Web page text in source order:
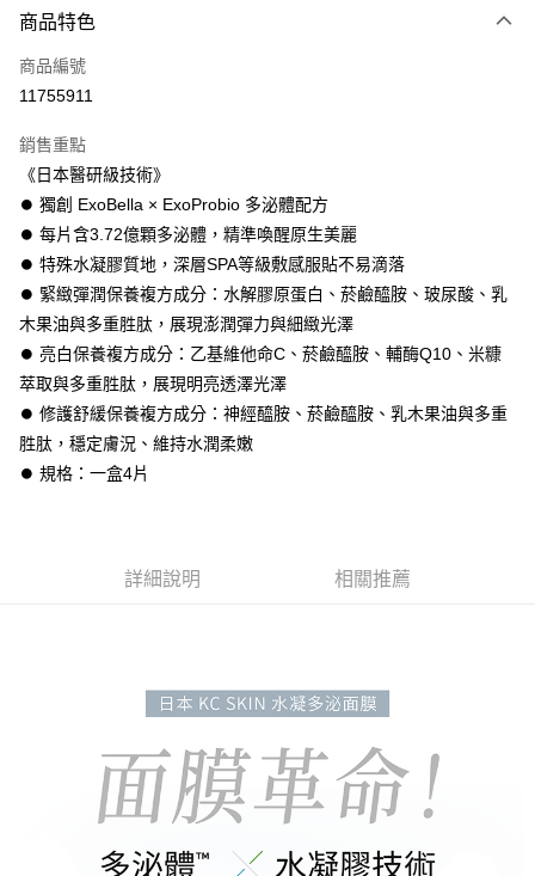
信用卡一次付款
超商取貨付款
Apple Pay
街口支付
ATM付款
運送方式
全家取貨付款
每筆NT$60，滿NT$3,000(含以上)免運費
付款後全家取貨
每筆NT$60，滿NT$3,000(含以上)免運費
付款後7-11取貨
每筆NT$90，滿NT$3,000(含以上)免運費
商品特色
商品編號
11755911
銷售重點
《日本醫研級技術》
⏺ 獨創 ExoBella × ExoProbio 多泌體配方
⏺ 每片含3.72億顆多泌體，精準喚醒原生美麗
⏺ 特殊水凝膠質地，深層SPA等級敷感服貼不易滴落
⏺︎ 緊緻彈潤保養複方成分：水解膠原蛋白、菸鹼醯胺、玻尿酸、乳
木果油與多重胜肽，展現澎潤彈力與細緻光澤
⏺ 亮白保養複方成分：乙基維他命C、菸鹼醯胺、輔酶Q10、米糠
萃取與多重胜肽，展現明亮透澤光澤
⏺︎ 修護舒緩保養複方成分：神經醯胺、菸鹼醯胺、乳木果油與多重
胜肽，穩定膚況、維持水潤柔嫩
⏺ 規格：一盒4片
詳細說明 相關推薦